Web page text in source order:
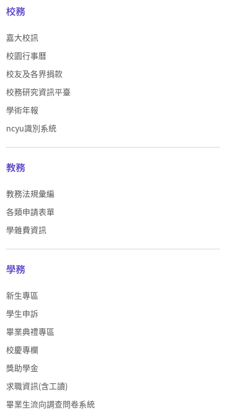
校務
嘉大校訊
校園行事曆
校友及各界捐款
校務研究資訊平臺
學術年報
ncyu識別系統
教務
教務法規彙編
各類申請表單
學雜費資訊
學務
新生專區
學生申訴
畢業典禮專區
校慶專欄
獎助學金
求職資訊(含工讀)
畢業生流向調查問卷系統